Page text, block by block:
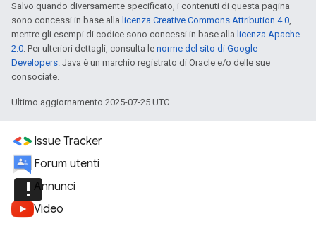
Salvo quando diversamente specificato, i contenuti di questa pagina
sono concessi in base alla licenza Creative Commons Attribution 4.0,
mentre gli esempi di codice sono concessi in base alla licenza Apache
2.0. Per ulteriori dettagli, consulta le norme del sito di Google
Developers. Java è un marchio registrato di Oracle e/o delle sue
consociate.
Ultimo aggiornamento 2025-07-25 UTC.
Issue Tracker
Forum utenti
announcementAnnunci
Video